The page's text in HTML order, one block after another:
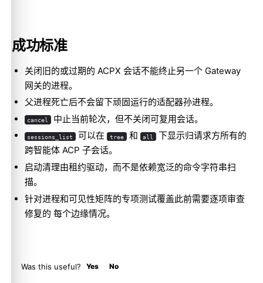
成功标准
关闭旧的或过期的 ACPX 会话不能终止另一个 Gateway
网关的进程。
父进程死亡后不会留下顽固运行的适配器孙进程。
cancel 中止当前轮次，但不关闭可复用会话。
sessions_list 可以在 tree 和 all
下显示归请求方所有的
跨智能体 ACP 子会话。
启动清理由租约驱动，而不是依赖宽泛的命令字符串扫
描。
针对进程和可见性矩阵的专项测试覆盖此前需要逐项审查
修复的 每个边缘情况。
Was this useful? Yes No
Molty